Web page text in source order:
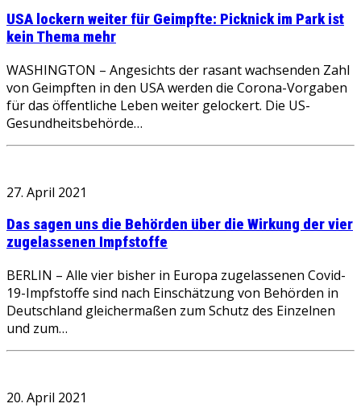
USA lockern weiter für Geimpfte: Picknick im Park ist
kein Thema mehr
WASHINGTON – Angesichts der rasant wachsenden Zahl
von Geimpften in den USA werden die Corona-Vorgaben
für das öffentliche Leben weiter gelockert. Die US-
Gesundheitsbehörde…
27. April 2021
Das sagen uns die Behörden über die Wirkung der vier
zugelassenen Impfstoffe
BERLIN – Alle vier bisher in Europa zugelassenen Covid-
19-Impfstoffe sind nach Einschätzung von Behörden in
Deutschland gleichermaßen zum Schutz des Einzelnen
und zum…
20. April 2021